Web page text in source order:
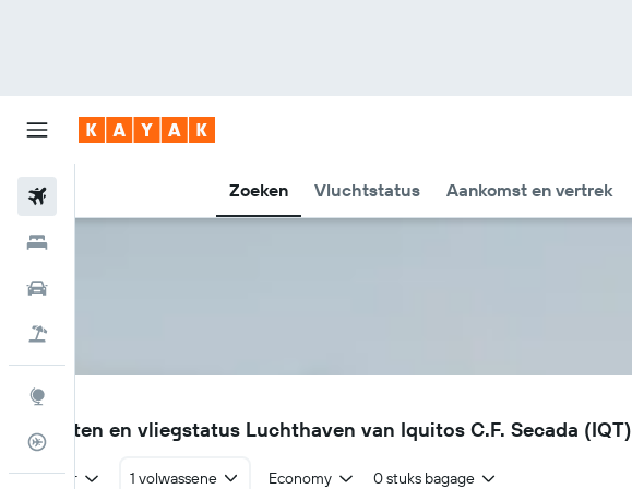
Zoeken Vluchtstatus Aankomst en vertrek
Vluchtstatus info
IQT
Vluchten en vliegstatus Luchthaven van Iquitos C.F. Secada (IQT)
Retour 1 volwassene Economy 0 stuks bagage